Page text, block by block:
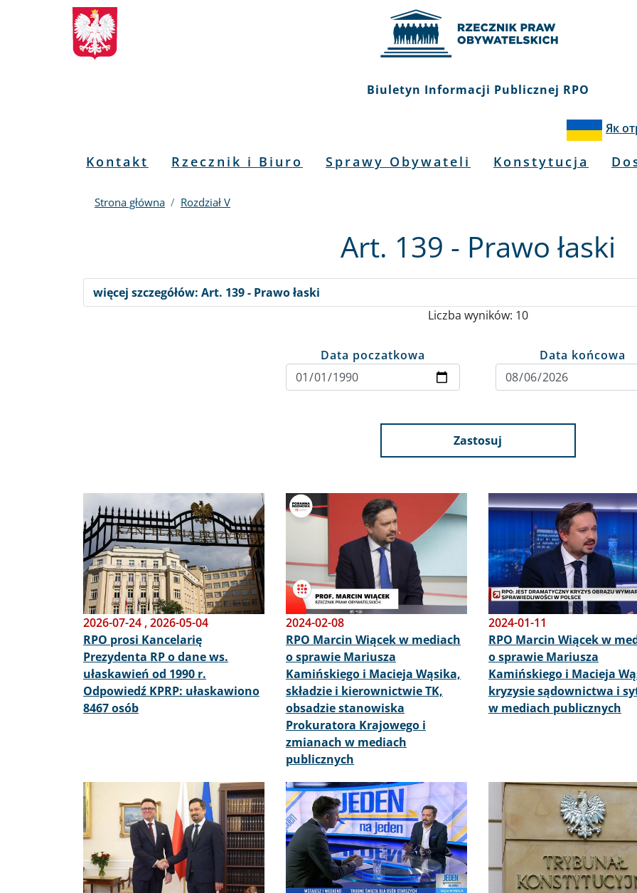
Biuletyn
Informacji
Biuletyn Informacji Publicznej RPO
Як
Menu
Kontakt Rzecznik i Biuro Sprawy Obywateli Konstytucja
Strona główna Rozdział V
Art. 139 - Prawo łaski
więcej szczegółów: Art. 139 - Prawo łaski
Liczba wyników: 10
Data poczatkowa Data końcowa
Zastosuj
Obraz
2026-07-24 ,2026-05-04
RPO prosi Kancelarię
Prezydenta RP o dane ws.
ułaskawień od 1990 r.
Odpowiedź KPRP: ułaskawiono
8467 osób
Obraz
2024-02-08
RPO Marcin Wiącek w mediach
o sprawie Mariusza
Kamińskiego i Macieja Wąsika,
składzie i kierownictwie TK,
obsadzie stanowiska
Prokuratora Krajowego i
zmianach w mediach
publicznych
Obraz
2024-01-11
RPO Marcin Wiącek w
o sprawie Mariusza
Kamińskiego i Macieja
kryzysie sądownictwa i
w mediach publicznych
Obraz Obraz Obraz